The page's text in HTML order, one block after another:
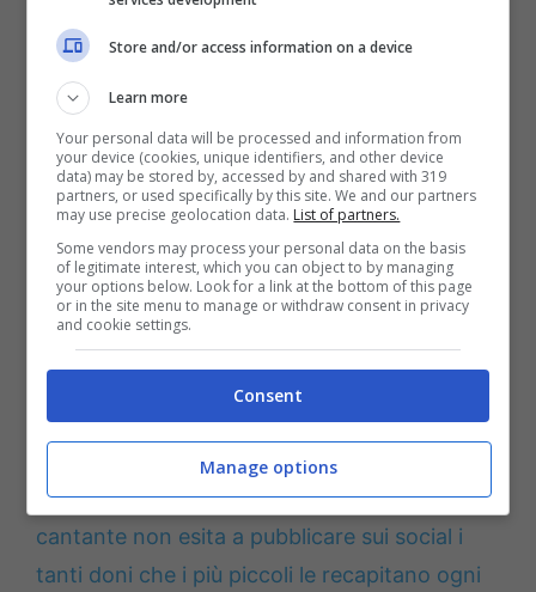
Romina Power, l’amore dei
bambini la riempie di gioia
Romina Power è molto amata dai bambini,la
cantante non esita a pubblicare sui social i
tanti doni che i più piccoli le recapitano ogni
Store and/or access information on a device
Learn more
Your personal data will be processed and information from
your device (cookies, unique identifiers, and other device
data) may be stored by, accessed by and shared with 319
partners, or used specifically by this site. We and our partners
may use precise geolocation data. List of partners.
Some vendors may process your personal data on the basis
of legitimate interest, which you can object to by managing
your options below. Look for a link at the bottom of this page
or in the site menu to manage or withdraw consent in privacy
and cookie settings.
Consent
Manage options